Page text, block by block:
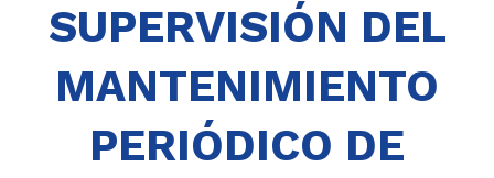
SUPERVISIÓN DEL
MANTENIMIENTO
PERIÓDICO DE